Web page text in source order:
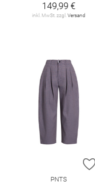
149,99 €
inkl. MwSt. zzgl. Versand
PNTS